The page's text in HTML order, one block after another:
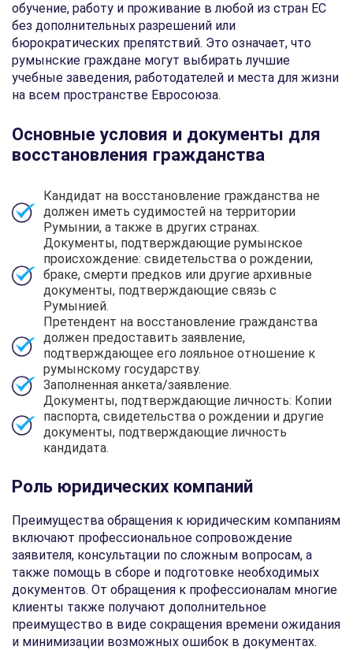
обучение, работу и проживание в любой из стран ЕС
без дополнительных разрешений или
бюрократических препятствий. Это означает, что
румынские граждане могут выбирать лучшие
учебные заведения, работодателей и места для жизни
на всем пространстве Евросоюза.
Основные условия и документы для
восстановления гражданства
Кандидат на восстановление гражданства не
должен иметь судимостей на территории
Румынии, а также в других странах.
Документы, подтверждающие румынское
происхождение: свидетельства о рождении,
браке, смерти предков или другие архивные
документы, подтверждающие связь с
Румынией.
Претендент на восстановление гражданства
должен предоставить заявление,
подтверждающее его лояльное отношение к
румынскому государству.
Заполненная анкета/заявление.
Документы, подтверждающие личность: Копии
паспорта, свидетельства о рождении и другие
документы, подтверждающие личность
кандидата.
Роль юридических компаний
Преимущества обращения к юридическим компаниям
включают профессиональное сопровождение
заявителя, консультации по сложным вопросам, а
также помощь в сборе и подготовке необходимых
документов. От обращения к профессионалам многие
клиенты также получают дополнительное
преимущество в виде сокращения времени ожидания
и минимизации возможных ошибок в документах.